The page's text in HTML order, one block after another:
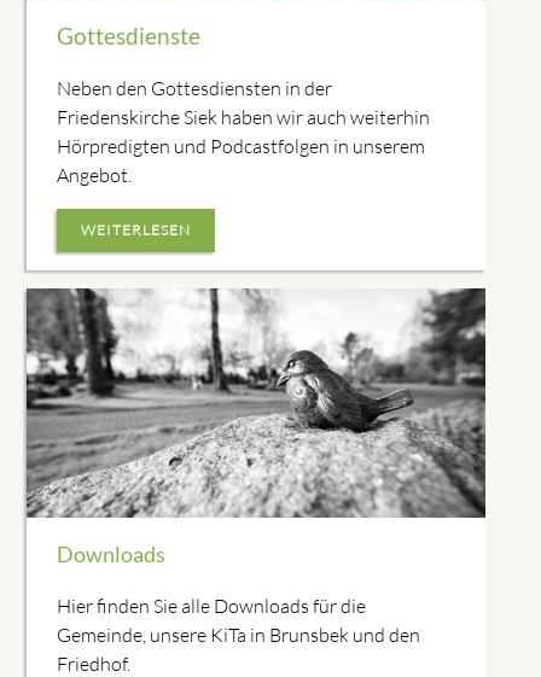
Gottesdienste
Neben den Gottesdiensten in der
Friedenskirche Siek haben wir auch weiterhin
Hörpredigten und Podcastfolgen in unserem
Angebot.
WEITERLESEN
Downloads
Hier finden Sie alle Downloads für die
Gemeinde, unsere KiTa in Brunsbek und den
Friedhof.